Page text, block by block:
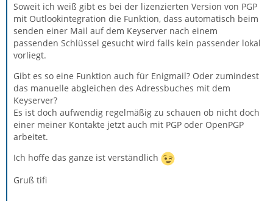
Soweit ich weiß gibt es bei der lizenzierten Version von PGP
mit Outlookintegration die Funktion, dass automatisch beim
senden einer Mail auf dem Keyserver nach einem
passenden Schlüssel gesucht wird falls kein passender lokal
vorliegt.
Gibt es so eine Funktion auch für Enigmail? Oder zumindest
das manuelle abgleichen des Adressbuches mit dem
Keyserver?
Es ist doch aufwendig regelmäßig zu schauen ob nicht doch
einer meiner Kontakte jetzt auch mit PGP oder OpenPGP
arbeitet.
Ich hoffe das ganze ist verständlich
Gruß tifi